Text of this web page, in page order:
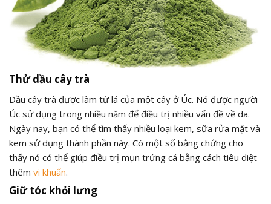
Thử dầu cây trà
Dầu cây trà được làm từ lá của một cây ở Úc. Nó được người
Úc sử dụng trong nhiều năm để điều trị nhiều vấn đề về da.
Ngày nay, bạn có thể tìm thấy nhiều loại kem, sữa rửa mặt và
kem sử dụng thành phần này. Có một số bằng chứng cho
thấy nó có thể giúp điều trị mụn trứng cá bằng cách tiêu diệt
thêm vi khuẩn.
Giữ tóc khỏi lưng